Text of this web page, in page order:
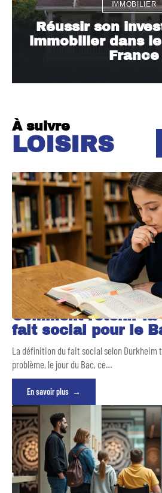
IMMOBILIER
Réussir son
immobilier dans
France
À suivre
LOISIRS
Comment retenir la
fait social pour le
La définition du fait social selon
problème, le jour du Bac, ce…
En savoir plus